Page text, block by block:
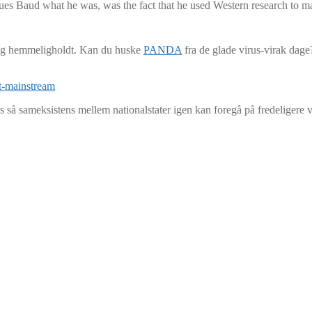
Baud what he was, was the fact that he used Western research to
hemmeligholdt. Kan du huske PANDA fra de glade virus-virak
mainstream
så sameksistens mellem nationalstater igen kan foregå på fredeligere